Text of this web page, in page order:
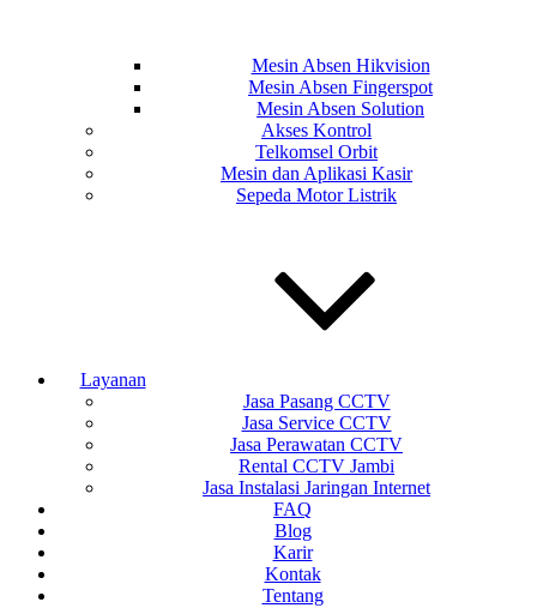
Mesin Absen Hikvision
Mesin Absen Fingerspot
Mesin Absen Solution
Akses Kontrol
Telkomsel Orbit
Mesin dan Aplikasi Kasir
Sepeda Motor Listrik
Layanan
Jasa Pasang CCTV
Jasa Service CCTV
Jasa Perawatan CCTV
Rental CCTV Jambi
Jasa Instalasi Jaringan Internet
FAQ
Blog
Karir
Kontak
Tentang